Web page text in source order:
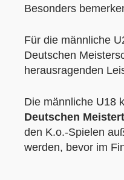
Besonders
Für die männliche
Deutschen
herausragenden
Die männliche U18
Deutschen
den K.o.-Spielen
werden, bevor im